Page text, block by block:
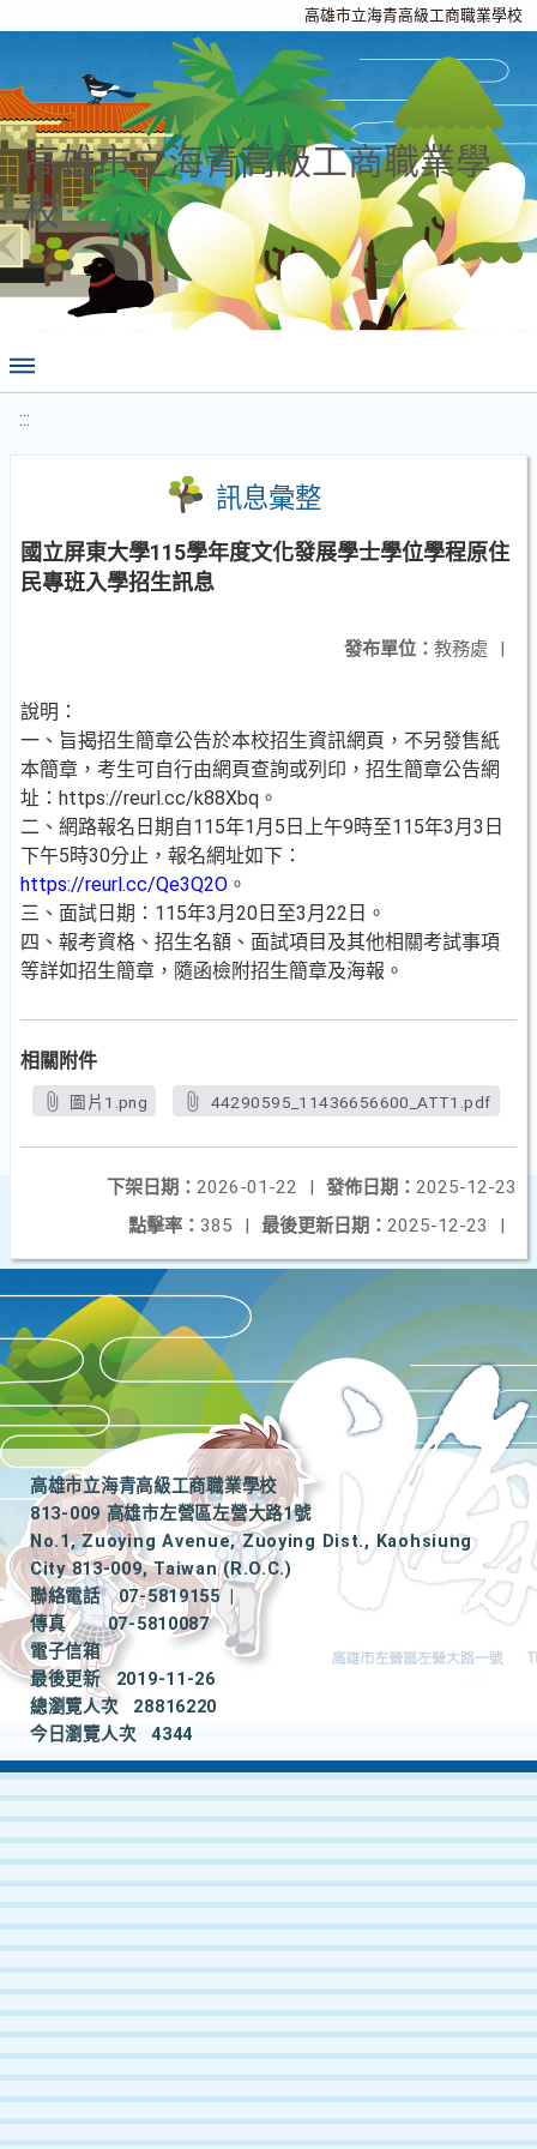
高雄市立海青高級工商職業學校
高雄市立海青高級工商職業學
校
:::
訊息彙整
國立屏東大學115學年度文化發展學士學位學程原住
民專班入學招生訊息
發布單位： 教務處 |
說明：
一、旨揭招生簡章公告於本校招生資訊網頁，不另發售紙
本簡章，考生可自行由網頁查詢或列印，招生簡章公告網
址：https://reurl.cc/k88Xbq。
二、網路報名日期自115年1月5日上午9時至115年3月3日
下午5時30分止，報名網址如下：
https://reurl.cc/Qe3Q2O 。
三、面試日期：115年3月20日至3月22日。
四、報考資格、招生名額、面試項目及其他相關考試事項
等詳如招生簡章，隨函檢附招生簡章及海報。
相關附件
圖片1.png 44290595_11436656600_ATT1.pdf
發佈日期： 2025-12-23
下架日期： 2026-01-22
|
最後更新日期： 2025-12-23 |
點擊率： 385 |
高雄市立海青高級工商職業學校
813-009 高雄市左營區左營大路1號
No.1, Zuoying Avenue, Zuoying Dist., Kaohsiung
City 813-009, Taiwan (R.O.C.)
聯絡電話
07-5819155
|
傳真
07-5810087
電子信箱
最後更新
2019-11-26
總瀏覽人次
28816220
今日瀏覽人次
4344